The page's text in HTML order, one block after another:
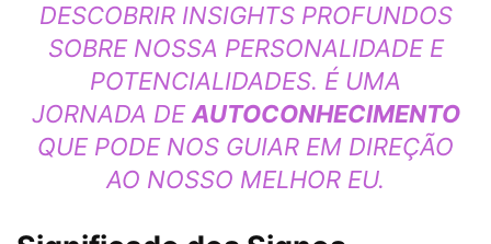
DESCOBRIR INSIGHTS PROFUNDOS
SOBRE NOSSA PERSONALIDADE E
POTENCIALIDADES. É UMA
JORNADA DEAUTOCONHECIMENTO
QUE PODE NOS GUIAR EM DIREÇÃO
AO NOSSO MELHOR EU.